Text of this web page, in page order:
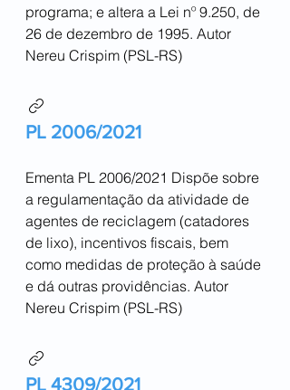
programa; e altera a Lei nº 9.250, de
26 de dezembro de 1995. Autor
Nereu Crispim (PSL-RS)
PL 2006/2021
Ementa PL 2006/2021 Dispõe sobre
a regulamentação da atividade de
agentes de reciclagem (catadores
de lixo), incentivos fiscais, bem
como medidas de proteção à saúde
e dá outras providências. Autor
Nereu Crispim (PSL-RS)
PL 4309/2021